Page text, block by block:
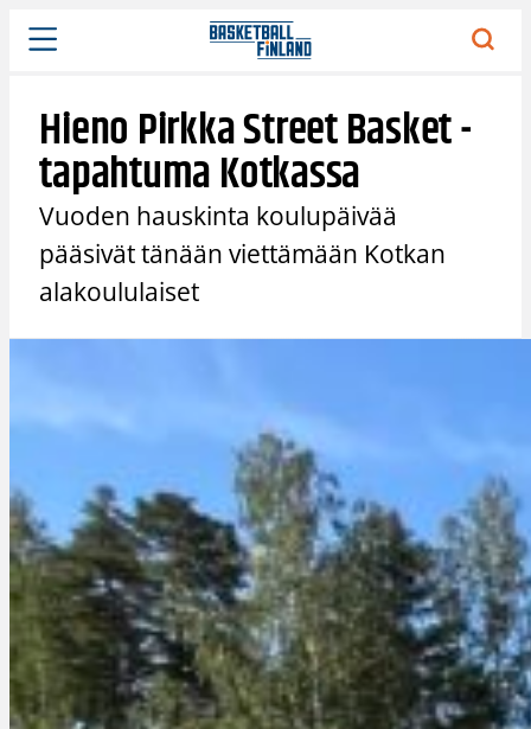
Siirry
sisältöön
Hieno Pirkka Street Basket -
tapahtuma Kotkassa
Vuoden hauskinta koulupäivää
pääsivät tänään viettämään Kotkan
alakoululaiset